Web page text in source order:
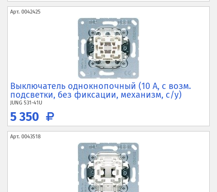
Арт. 0042425
Выключатель однокнопочный (10 А, с возм.
подсветки, без фиксации, механизм, с/у)
JUNG 531-41U
5 350
Арт. 0043518